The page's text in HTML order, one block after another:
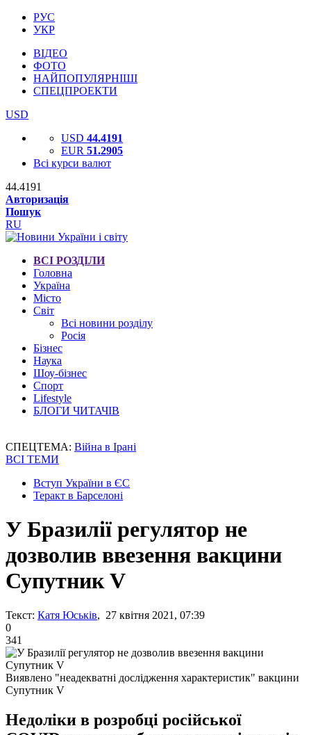
РУС
УКР
ВІДЕО
ФОТО
НАЙПОПУЛЯРНІШІ
СПЕЦПРОЕКТИ
USD
USD 44.4191
EUR 51.2905
Всі курси валют
44.4191
Авторизація
Пошук
RU
ВСІ РОЗДІЛИ
Головна
Україна
Місто
Світ
Всі новини розділу
Росія
Бізнес
Наука
Шоу-бізнес
Спорт
Lifestyle
БЛОГИ ЧИТАЧІВ
СПЕЦТЕМА: Війна в Ірані
ВСІ ТЕМИ
Вступ України в ЄС
Теракт в Барселоні
У Бразилії регулятор не
дозволив ввезення вакцини
Супутник V
Текст: Катя Юськів, 27 квітня 2021, 07:39
0
341
Виявлено "неадекватні дослідження характеристик" вакцини
Супутник V
Недоліки в розробці російської